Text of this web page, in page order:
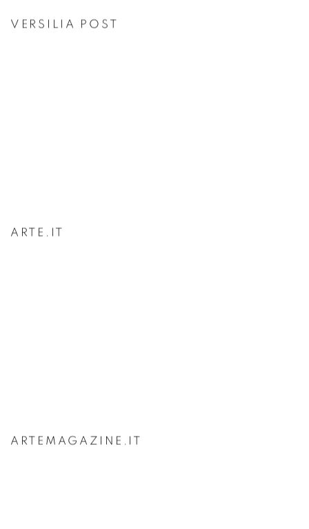
VERSILIA POST
ARTE.IT
ARTEMAGAZINE.IT